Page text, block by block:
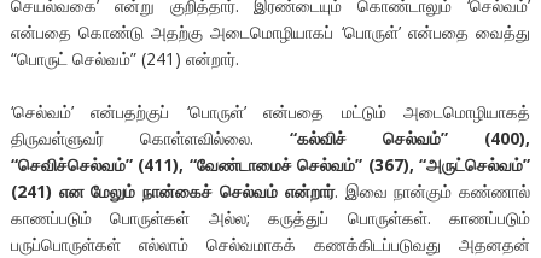
செயல்வகை’ என்று குறித்தார். இரண்டையும் கொண்டாலும் ‘செல்வம்’
என்பதை கொண்டு அதற்கு அடைமொழியாகப் ‘பொருள்’ என்பதை வைத்து
“பொருட் செல்வம்” (241) என்றார்.
‘செல்வம்’ என்பதற்குப் ‘பொருள்’ என்பதை மட்டும் அடைமொழியாகத்
திருவள்ளுவர் கொள்ளவில்லை. “கல்விச் செல்வம்” (400),
“செவிச்செல்வம்” (411), “வேண்டாமைச் செல்வம்” (367), “அருட்செல்வம்”
(241) என மேலும் நான்கைச் செல்வம் என்றார். இவை நான்கும் கண்ணால்
காணப்படும் பொருள்கள் அல்ல; கருத்துப் பொருள்கள். காணப்படும்
பருப்பொருள்கள் எல்லாம் செல்வமாகக் கணக்கிடப்படுவது அதனதன்